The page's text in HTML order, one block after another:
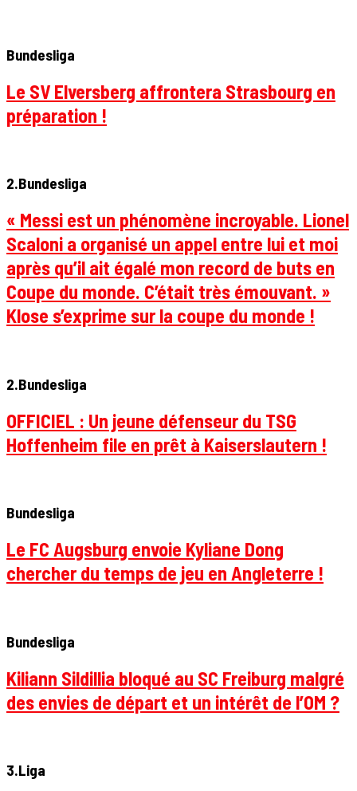
Bundesliga
Le SV Elversberg affrontera Strasbourg en
préparation !
2.Bundesliga
« Messi est un phénomène incroyable. Lionel
Scaloni a organisé un appel entre lui et moi
après qu’il ait égalé mon record de buts en
Coupe du monde. C’était très émouvant. »
Klose s’exprime sur la coupe du monde !
2.Bundesliga
OFFICIEL : Un jeune défenseur du TSG
Hoffenheim file en prêt à Kaiserslautern !
Bundesliga
Le FC Augsburg envoie Kyliane Dong
chercher du temps de jeu en Angleterre !
Bundesliga
Kiliann Sildillia bloqué au SC Freiburg malgré
des envies de départ et un intérêt de l’OM ?
3.Liga